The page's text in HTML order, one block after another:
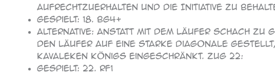
aufrechtzuerhalten und die Initiative zu
Gespielt: 18. Bg4+
Alternative: Anstatt mit dem Läufer Schach zu
den Läufer auf eine starke Diagonale
Kavaleken Königs eingeschränkt. Zug 22:
Gespielt: 22. Rf1